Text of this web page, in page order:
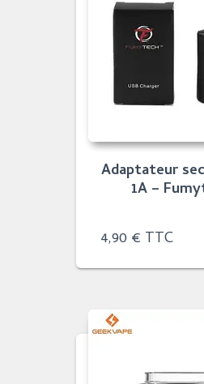
Adaptateur
1A –
4,90 € TTC